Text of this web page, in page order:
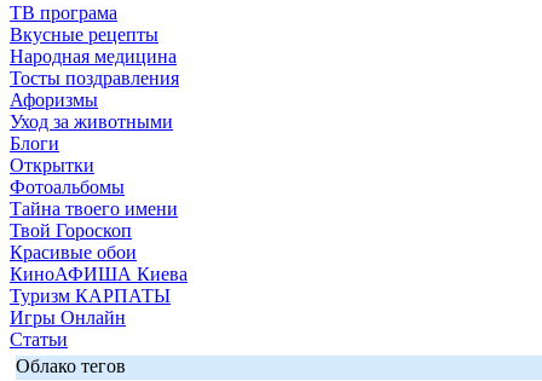
ТВ програма
Вкусные рецепты
Народная медицина
Тосты поздравления
Афоризмы
Уход за животными
Блоги
Открытки
Фотоальбомы
Тайна твоего имени
Твой Гороскоп
Красивые обои
КиноАФИША Киева
Туризм КАРПАТЫ
Игры Онлайн
Статьи
Облако тегов